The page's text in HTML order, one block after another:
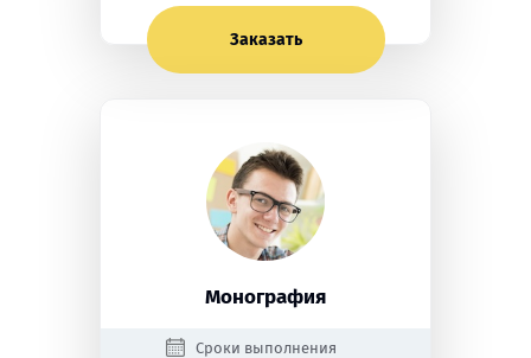
Заказать
Монография
Сроки выполнения